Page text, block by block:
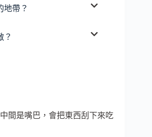
地帶？
？
間是嘴巴，會把東西刮下來吃